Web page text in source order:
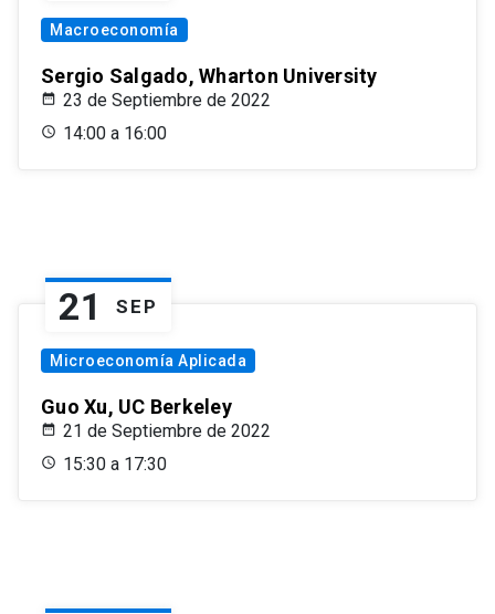
Macroeconomía
Sergio Salgado, Wharton University
23 de Septiembre de 2022
14:00 a 16:00
21 SEP
Microeconomía Aplicada
Guo Xu, UC Berkeley
21 de Septiembre de 2022
15:30 a 17:30